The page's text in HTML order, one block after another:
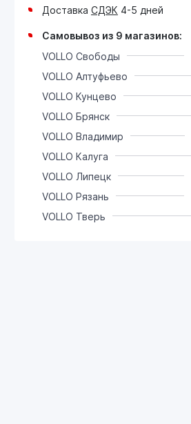
Доставка СДЭК 4-5 дней
Самовывоз из 9 магазинов:
VOLLO Свободы
VOLLO Алтуфьево
VOLLO Кунцево
VOLLO Брянск
VOLLO Владимир
VOLLO Калуга
VOLLO Липецк
VOLLO Рязань
VOLLO Тверь